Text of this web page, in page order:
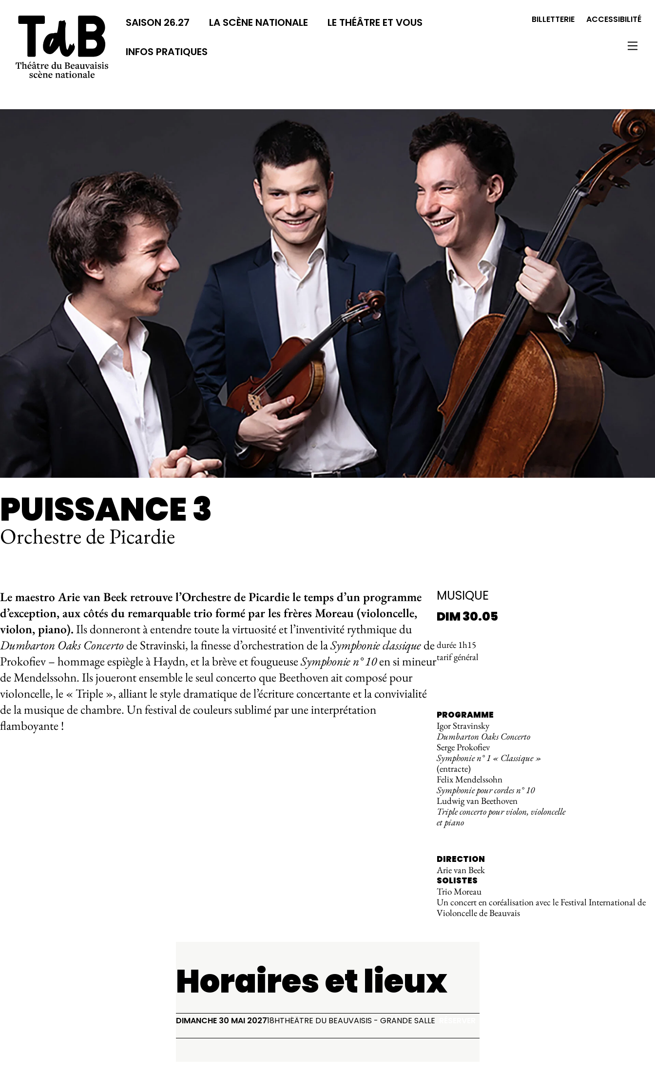
SAISON 26.27 LA SCÈNE NATIONALE LE THÉÂTRE ET VOUS
INFOS PRATIQUES
BILLETTERIE ACCESSIBILITÉ
PUISSANCE 3
Orchestre de Picardie
À propos de l'événement
Le maestro Arie van Beek retrouve l’Orchestre de Picardie le temps d’un programme
d’exception, aux côtés du remarquable trio formé par les frères Moreau (violoncelle,
violon, piano).Ils donneront à entendre toute la virtuosité et l’inventivité rythmique du
Dumbarton Oaks Concertode Stravinski, la finesse d’orchestration de laSymphonie classiquede
Prokofiev – hommage espiègle à Haydn, et la brève et fougueuseSymphonie n° 10en si mineur
de Mendelssohn. Ils joueront ensemble le seul concerto que Beethoven ait composé pour
violoncelle, le « Triple », alliant le style dramatique de l’écriture concertante et la convivialité
de la musique de chambre. Un festival de couleurs sublimé par une interprétation
flamboyante !
MUSIQUE
DIM 30.05
durée 1h15
tarif général
PROGRAMME
Igor Stravinsky
Dumbarton Oaks Concerto
Serge Prokofiev
Symphonie n° 1 « Classique »
(entracte)
Felix Mendelssohn
Symphonie pour cordes n° 10
Ludwig van Beethoven
Triple concerto pour violon, violoncelle
et piano
DIRECTION
Arie van Beek
SOLISTES
Trio Moreau
Un concert en coréalisation avec le Festival International de
Violoncelle de Beauvais
Horaires et lieux
DIMANCHE 30 MAI 202718HTHÉÂTRE DU BEAUVAISIS - GRANDE SALLE